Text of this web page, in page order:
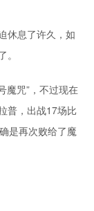
休息了许久，如
魔咒”，不过现在
普，出战17场比
是再次败给了魔